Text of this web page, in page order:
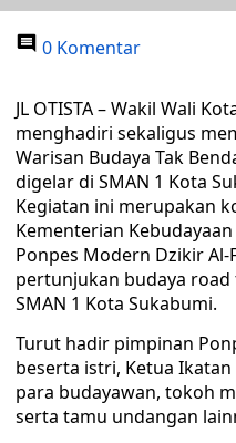
0 Komentar
JL OTISTA – Wakil Wali
menghadiri sekaligus
Warisan Budaya Tak
digelar di SMAN 1 Kota
Kegiatan ini merupakan
Kementerian
Ponpes Modern Dzikir
pertunjukan budaya
SMAN 1 Kota Sukabumi.
Turut hadir pimpinan
beserta istri, Ketua
para budayawan, tokoh
serta tamu undangan